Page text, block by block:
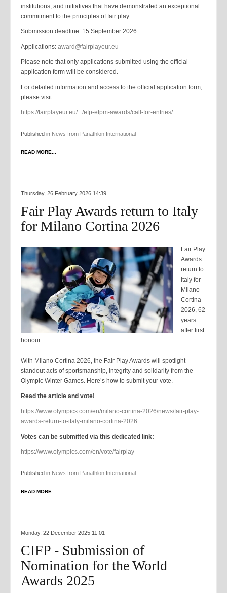
institutions, and initiatives that have demonstrated an exceptional
commitment to the principles of fair play.
Submission deadline: 15 September 2026
Applications: award@fairplayeur.eu
Please note that only applications submitted using the official
application form will be considered.
For detailed information and access to the official application form,
please visit:
https://fairplayeur.eu/.../efp-efpm-awards/call-for-entries/
Published in News from Panathlon International
READ MORE...
Thursday, 26 February 2026 14:39
Fair Play Awards return to Italy
for Milano Cortina 2026
Fair Play
Awards
return to
Italy for
Milano
Cortina
2026, 62
years
after first
honour
With Milano Cortina 2026, the Fair Play Awards will spotlight
standout acts of sportsmanship, integrity and solidarity from the
Olympic Winter Games. Here’s how to submit your vote.
Read the article and vote!
https://www.olympics.com/en/milano-cortina-2026/news/fair-play-
awards-return-to-italy-milano-cortina-2026
Votes can be submitted via this dedicated link:
https://www.olympics.com/en/vote/fairplay
Published in News from Panathlon International
READ MORE...
Monday, 22 December 2025 11:01
CIFP - Submission of
Nomination for the World
Awards 2025